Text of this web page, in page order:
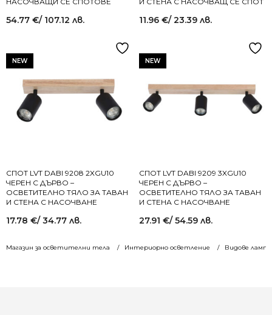
Магазин за осветителни тела Интериорно осветление Видове
54.77 €/ 107.12 лв. 11.96 €/ 23.39 лв.
NEW
СПОТ LVT DABI 9208 2XGU10
ЧЕРЕН С ДЪРВО –
ОСВЕТИТЕЛНО ТЯЛО ЗА ТАВАН
И СТЕНА С НАСОЧВАНЕ
17.78 €/ 34.77 лв.
NEW
СПОТ LVT DABI 9209 3XGU10
ЧЕРЕН С ДЪРВО –
ОСВЕТИТЕЛНО ТЯЛО ЗА ТАВАН
И СТЕНА С НАСОЧВАНЕ
27.91 €/ 54.59 лв.